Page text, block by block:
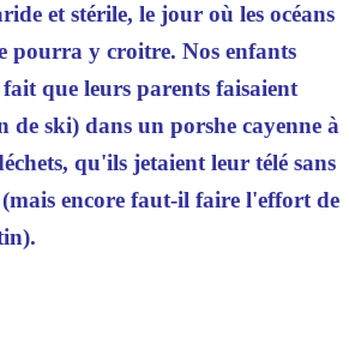
et stérile, le jour où les océans
pourra y croitre. Nos enfants
que leurs parents faisaient
de ski) dans un porshe cayenne à
qu'ils jetaient leur télé sans
encore faut-il faire l'effort de